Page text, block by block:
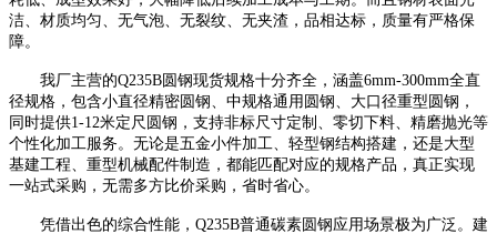
洁、材质均匀、无气泡、无裂纹、无夹渣，品相达标，质量有严格保
障。
我厂主营的Q235B圆钢现货规格十分齐全，涵盖6mm-300mm全直
径规格，包含小直径精密圆钢、中规格通用圆钢、大口径重型圆钢，
同时提供1-12米定尺圆钢，支持非标尺寸定制、零切下料、精磨抛光等
个性化加工服务。无论是五金小件加工、轻型钢结构搭建，还是大型
基建工程、重型机械配件制造，都能匹配对应的规格产品，真正实现
一站式采购，无需多方比价采购，省时省心。
凭借出色的综合性能，Q235B普通碳素圆钢应用场景极为广泛。建